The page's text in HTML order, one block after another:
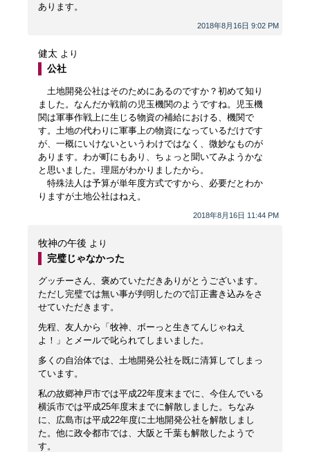
2018年8月16日 9:02 PM
あります。
健太 より
2018年8月16日 11:44 PM
公社
土地開発公社はそのためにあるのですか？初めて知り
ました。なんだか戦前の児玉機関のようですね。児玉機
関は軍事作戦上に生じる物資の補給における、機関で
す。土地の代わりに軍事上の物資になっているだけです
が、一概にいけないというわけではなく、微妙なものが
あります。わが町にもあり、ちょっと聞いてみようかな
と思いました。理屈がわかりましたから。
特殊法人は予算が単年度方式ですから、必要だとわか
りますが土地公社はねえ。
牧神の午後 より
完璧じゃなかった
グッチーさん、褒めていただきありがとうございます。
ただし完璧では無い事が判明したので訂正書き込みをさ
せていただきます。
先程、友人から「牧神、ボーっと生きてんじゃねえ
よ！」とメールで叱られてしまいました。
多くの自治体では、土地開発公社を既に清算してしまっ
ています。
私の故郷神戸市では平成22年度末までに、今住んでいる
横浜市では平成25年度末までに解散しました。ちなみ
に、広島市は平成22年度に土地開発公社を解散しまし
た。他に政令都市では、大阪と千葉も解散したようで
す。